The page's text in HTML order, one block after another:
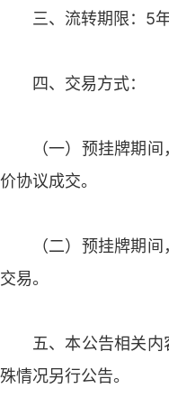
三、流转期限：5
四、交易方式：
（一）预挂牌期
价协议成交。
（二）预挂牌期
交易。
五、本公告相关
殊情况另行公告。